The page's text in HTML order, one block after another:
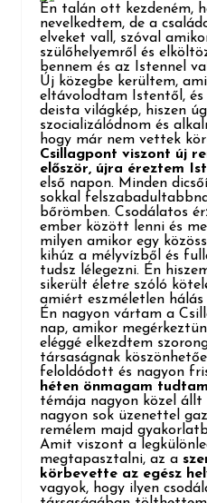
Én talán ott kezdeném,
nevelkedtem, de a
elveket vall, szóval
szülőhelyemről és
bennem és az Istennel
Új közegbe kerültem, a
eltávolodtam Istentől,
deista világkép, hiszen
szocializálódnom és
hogy már nem vettek
Csillagpont viszont új
először, újra éreztem
első napon. Minden
sokkal
bőrömben. Csodálatos
ember között lenni és
milyen amikor egy
kihúz a mélyvízből és
tudsz lélegezni. Én
sikerült életre szóló
amiért eszméletlen hálás
Én nagyon vártam a
nap, amikor
eléggé elkezdtem
társaságnak
feloldódott és nagyon
héten önmagam
témája nagyon közel állt
nagyon sok üzenettel
remélem majd
Amit viszont a
megtapasztalni, az a
körbevette az egész
vagyok, hogy ilyen